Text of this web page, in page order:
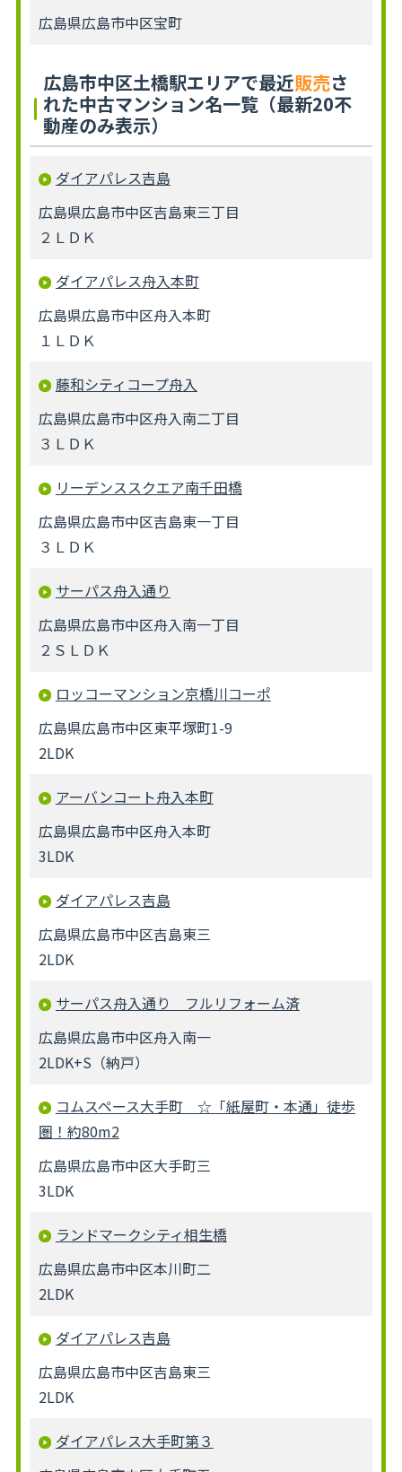
広島県広島市中区宝町
広島市中区土橋駅エリアで最近販売さ
れた中古マンション名一覧（最新20不
動産のみ表示）
ダイアパレス吉島
広島県広島市中区吉島東三丁目
２ＬＤＫ
ダイアパレス舟入本町
広島県広島市中区舟入本町
１ＬＤＫ
藤和シティコープ舟入
広島県広島市中区舟入南二丁目
３ＬＤＫ
リーデンススクエア南千田橋
広島県広島市中区吉島東一丁目
３ＬＤＫ
サーパス舟入通り
広島県広島市中区舟入南一丁目
２ＳＬＤＫ
ロッコーマンション京橋川コーポ
広島県広島市中区東平塚町1-9
2LDK
アーバンコート舟入本町
広島県広島市中区舟入本町
3LDK
ダイアパレス吉島
広島県広島市中区吉島東三
2LDK
サーパス舟入通り フルリフォーム済
広島県広島市中区舟入南一
2LDK+S（納戸）
コムスペース大手町 ☆「紙屋町・本通」徒歩
圏！約80m2
広島県広島市中区大手町三
3LDK
ランドマークシティ相生橋
広島県広島市中区本川町二
2LDK
ダイアパレス吉島
広島県広島市中区吉島東三
2LDK
ダイアパレス大手町第３